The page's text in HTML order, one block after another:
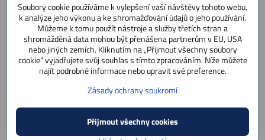
Praha 5 Radotín
153 00
+420 602 856 404
+420 723 603 807
servis
info​@cyclestar​.cz
©2026CopyrightPředvolby soukromíZásady ochrany soukromí
Soubory cookie používáme k vylepšení vaší návštěvy tohoto webu,
k analýze jeho výkonu a ke shromažďování údajů o jeho používání.
Můžeme k tomu použít nástroje a služby třetích stran a
shromážděná data mohou být přenášena partnerům v EU, USA
nebo jiných zemích. Kliknutím na „Přijmout všechny soubory
cookie“ vyjadřujete svůj souhlas s tímto zpracováním. Níže můžete
najít podrobné informace nebo upravit své preference.
Zásady ochrany soukromí
Přijmout všechny cookies